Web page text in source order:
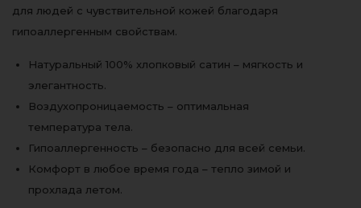
для людей с чувствительной кожей благодаря
гипоаллергенным свойствам.
Натуральный 100% хлопковый сатин – мягкость и
элегантность.
Воздухопроницаемость – оптимальная
температура тела.
Гипоаллергенность – безопасно для всей семьи.
Комфорт в любое время года – тепло зимой и
прохлада летом.